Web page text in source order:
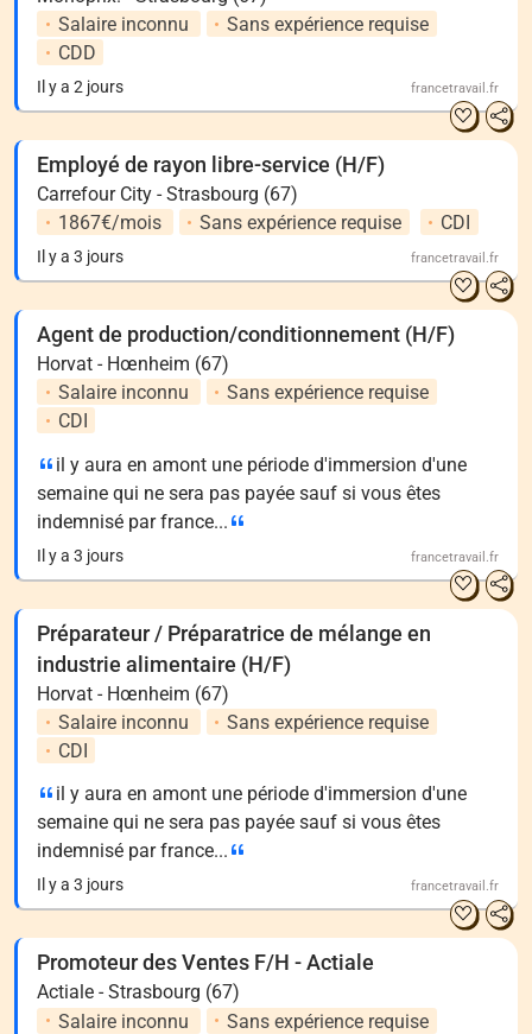
Salaire inconnu
Sans expérience requise
CDD
Il y a 2 jours francetravail.fr
Employé de rayon libre-service (H/F)
Carrefour City - Strasbourg (67)
1867€/mois
Sans expérience requise CDI
Il y a 3 jours francetravail.fr
Agent de production/conditionnement (H/F)
Horvat - Hœnheim (67)
Salaire inconnu
Sans expérience requise
CDI
il y aura en amont une période d'immersion d'une
semaine qui ne sera pas payée sauf si vous êtes
indemnisé par france...
Il y a 3 jours francetravail.fr
Préparateur / Préparatrice de mélange en
industrie alimentaire (H/F)
Horvat - Hœnheim (67)
Salaire inconnu
Sans expérience requise
CDI
il y aura en amont une période d'immersion d'une
semaine qui ne sera pas payée sauf si vous êtes
indemnisé par france...
Il y a 3 jours francetravail.fr
Promoteur des Ventes F/H - Actiale
Actiale - Strasbourg (67)
Salaire inconnu
Sans expérience requise